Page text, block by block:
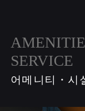
SERVICE
어메니티・시